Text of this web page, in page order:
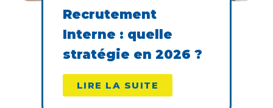
Recrutement
Interne : quelle
stratégie en 2026 ?
LIRE LA SUITE